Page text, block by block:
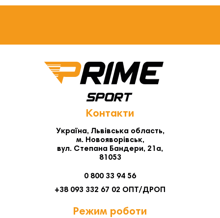
Контакти
Україна, Львівська область,
м. Новояворівськ,
вул. Степана Бандери, 21а,
81053
0 800 33 94 56
+38 093 332 67 02 ОПТ/ДРОП
Режим роботи